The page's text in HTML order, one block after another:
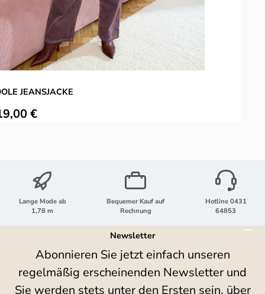
JEANSJACKE
Preis:
€
Lange Mode ab
1,78 m
Bequemer Kauf auf
Rechnung
Hotline 0431
64853
Newsletter
Abonnieren Sie jetzt einfach unseren
regelmäßig erscheinenden Newsletter und
Sie werden stets unter den Ersten sein, über